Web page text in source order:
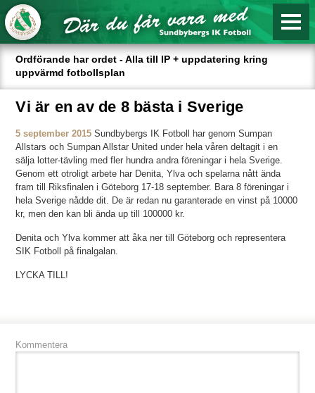
Ordförande har ordet - Alla till IP + uppdatering kring
uppvärmd fotbollsplan
Vi är en av de 8 bästa i Sverige
5 september 2015 Sundbybergs IK Fotboll har genom Sumpan
Allstars och Sumpan Allstar United under hela våren deltagit i en
sälja lotter-tävling med fler hundra andra föreningar i hela Sverige.
Genom ett otroligt arbete har Denita, Ylva och spelarna nått ända
fram till Riksfinalen i Göteborg 17-18 september. Bara 8 föreningar i
hela Sverige nådde dit. De är redan nu garanterade en vinst på 10000
kr, men den kan bli ända up till 100000 kr.
Denita och Ylva kommer att åka ner till Göteborg och representera
SIK Fotboll på finalgalan.
LYCKA TILL!
Kommentera